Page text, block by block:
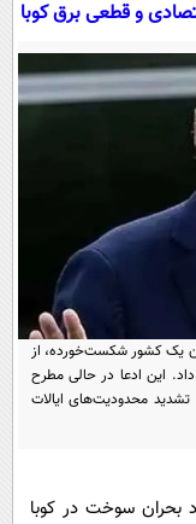
و قطعی برق کوبا
یک کشور شکست‌خورده، از
این ادعا در حالی مطرح
محدودیت‌های ایالات
بحران سوخت در کوبا